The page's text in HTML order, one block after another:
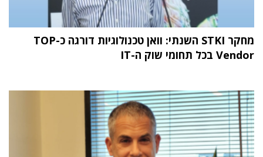
מחקר STKI השנתי: וואן טכנולוגיות דורגה כ-TOP
Vendor בכל תחומי שוק ה-IT